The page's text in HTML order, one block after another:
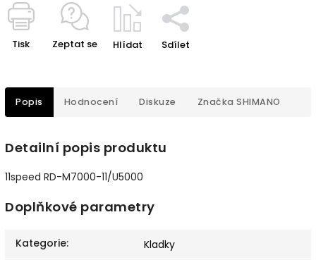
Tisk Zeptat se Hlídat Sdílet
Popis Hodnocení Diskuze Značka SHIMANO
Detailní popis produktu
11speed RD-M7000-11/U5000
Doplňkové parametry
Kategorie:
Kladky